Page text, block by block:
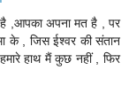
,आपका अपना मत है , पर
के , जिस ईश्वर की संतान
हाथ मैं कुछ नहीं , फिर